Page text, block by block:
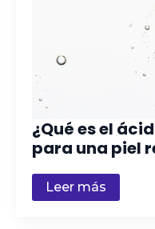
¿Qué es el
para una piel
Leer más